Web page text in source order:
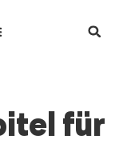
für